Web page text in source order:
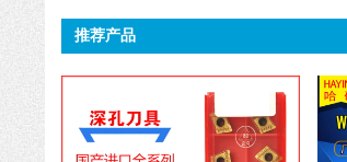
推荐产品